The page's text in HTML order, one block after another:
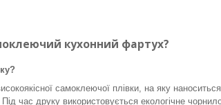
кухонний фартух?
самоклеючої плівки, на яку
час друку використовується екологічне